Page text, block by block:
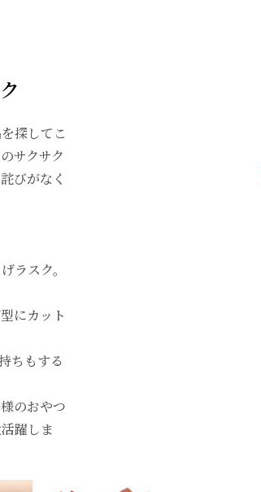
探してこ
サクサク
びがなく
ラスク。
にカット
ちもする
のおやつ
躍しま